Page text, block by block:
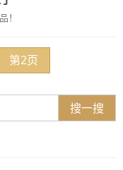
！
第2页
搜一搜